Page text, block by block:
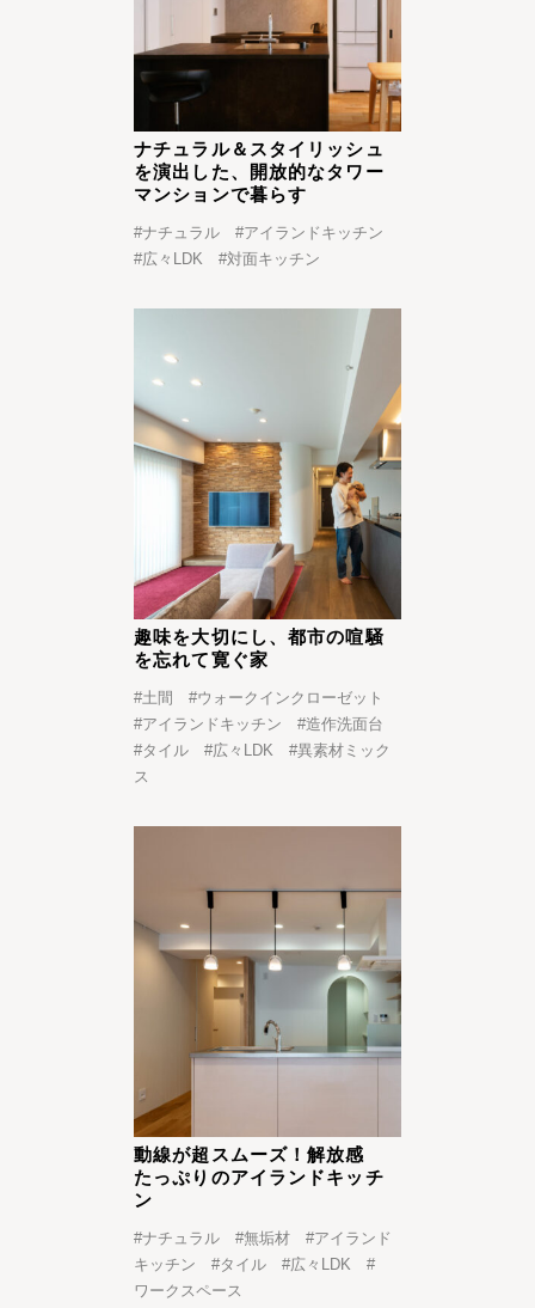
ナチュラル＆スタイリッシュ
を演出した、開放的なタワー
マンションで暮らす
#ナチュラル #アイランドキッチン
#広々LDK #対面キッチン
趣味を大切にし、都市の喧騒
を忘れて寛ぐ家
#土間 #ウォークインクローゼット
#アイランドキッチン #造作洗面台
#タイル #広々LDK #異素材ミック
ス
動線が超スムーズ！解放感
たっぷりのアイランドキッチ
ン
#ナチュラル #無垢材 #アイランド
キッチン
#タイル #広々LDK
#
ワークスペース